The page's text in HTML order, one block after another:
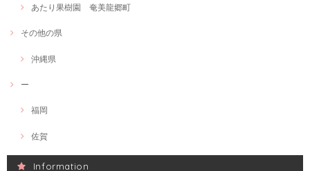
あたり果樹園 奄美龍郷町
その他の県
沖縄県
ー
福岡
佐賀
Information